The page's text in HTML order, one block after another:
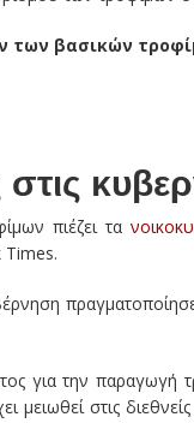
βασικών
πιέζει τα
Times.
για την
μειωθεί στις